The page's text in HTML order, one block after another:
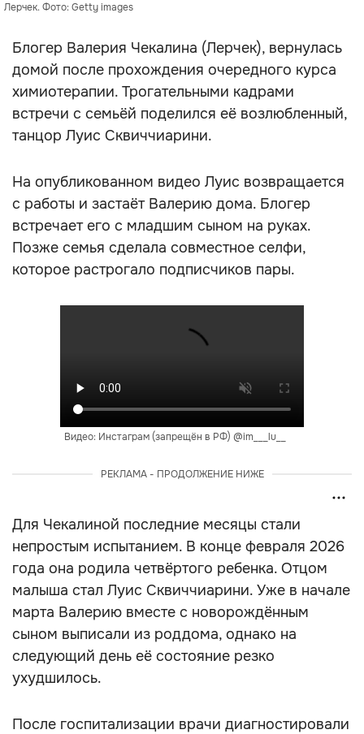
Лерчек. Фото: Getty images
Блогер Валерия Чекалина (Лерчек), вернулась
домой после прохождения очередного курса
химиотерапии. Трогательными кадрами
встречи с семьёй поделился её возлюбленный,
танцор Луис Сквиччиарини.
На опубликованном видео Луис возвращается
с работы и застаёт Валерию дома. Блогер
встречает его с младшим сыном на руках.
Позже семья сделала совместное селфи,
которое растрогало подписчиков пары.
Видео: Инстаграм (запрещён в РФ) @im___lu__
РЕКЛАМА - ПРОДОЛЖЕНИЕ НИЖЕ
Для Чекалиной последние месяцы стали
непростым испытанием. В конце февраля 2026
года она родила четвёртого ребенка. Отцом
малыша стал Луис Сквиччиарини. Уже в начале
марта Валерию вместе с новорождённым
сыном выписали из роддома, однако на
следующий день её состояние резко
ухудшилось.
После госпитализации врачи диагностировали